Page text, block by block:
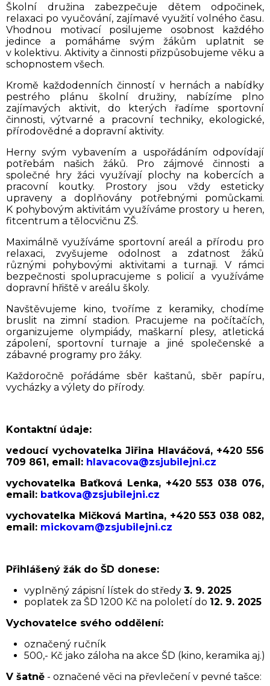
Školní družina zabezpečuje dětem odpočinek,
relaxaci po vyučování, zajímavé využití volného času.
Vhodnou motivací posilujeme osobnost každého
jedince a pomáháme svým žákům uplatnit se
v kolektivu. Aktivity a činnosti přizpůsobujeme věku a
schopnostem všech.
Kromě každodenních činností v hernách a nabídky
pestrého plánu školní družiny, nabízíme plno
zajímavých aktivit, do kterých řadíme sportovní
činnosti, výtvarné a pracovní techniky, ekologické,
přírodovědné a dopravní aktivity.
Herny svým vybavením a uspořádáním odpovídají
potřebám našich žáků. Pro zájmové činnosti a
společné hry žáci využívají plochy na kobercích a
pracovní koutky. Prostory jsou vždy esteticky
upraveny a doplňovány potřebnými pomůckami.
K pohybovým aktivitám využíváme prostory u heren,
fitcentrum a tělocvičnu ZŠ.
Maximálně využíváme sportovní areál a přírodu pro
relaxaci, zvyšujeme odolnost a zdatnost žáků
různými pohybovými aktivitami a turnaji. V rámci
bezpečnosti spolupracujeme s policií a využíváme
dopravní hřiště v areálu školy.
Navštěvujeme kino, tvoříme z keramiky, chodíme
bruslit na zimní stadion. Pracujeme na počítačích,
organizujeme olympiády, maškarní plesy, atletická
zápolení, sportovní turnaje a jiné společenské a
zábavné programy pro žáky.
Každoročně pořádáme sběr kaštanů, sběr papíru,
vycházky a výlety do přírody.
Kontaktní údaje:
vedoucí vychovatelka Jiřina Hlaváčová, +420 556
709 861, email: hlavacova@zsjubilejni.cz
vychovatelka Baťková Lenka, +420 553 038 076,
email: batkova@zsjubilejni.cz
vychovatelka Mičková Martina, +420 553 038 082,
email: mickovam@zsjubilejni.cz
Přihlášený žák do ŠD donese:
vyplněný zápisní lístek do středy 3. 9. 2025
poplatek za ŠD 1200 Kč na pololetí do 12. 9. 2025
Vychovatelce svého oddělení:
označený ručník
500,- Kč jako záloha na akce ŠD (kino, keramika aj.)
V šatně - označené věci na převlečení v pevné tašce: